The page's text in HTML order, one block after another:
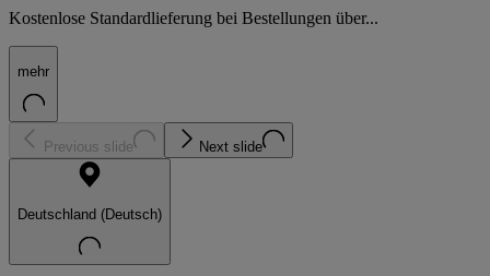
Kostenlose Standardlieferung bei Bestellungen über...
mehr
Previous slide Next slide
Deutschland (Deutsch)